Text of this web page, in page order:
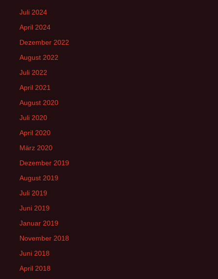
Juli 2024
April 2024
Dezember 2022
August 2022
Juli 2022
April 2021
August 2020
Juli 2020
April 2020
März 2020
Dezember 2019
August 2019
Juli 2019
Juni 2019
Januar 2019
November 2018
Juni 2018
April 2018